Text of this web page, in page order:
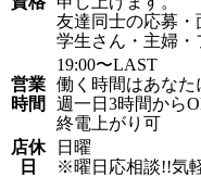
友達同士の応募・
学生さん・主婦・
営業
時間
19:00〜LAST
働く時間はあなた
週一日3時間から
終電上がり可
店休
日
日曜
※曜日応相談!!気